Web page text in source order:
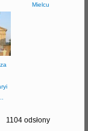
Mielcu
1104 odsłony